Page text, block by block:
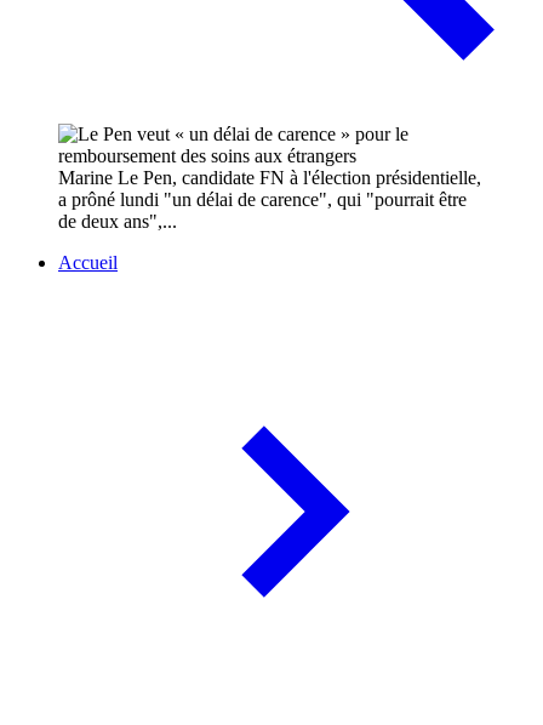
Marine Le Pen, candidate FN à l'élection présidentielle,
a prôné lundi "un délai de carence", qui "pourrait être
de deux ans",...
Accueil